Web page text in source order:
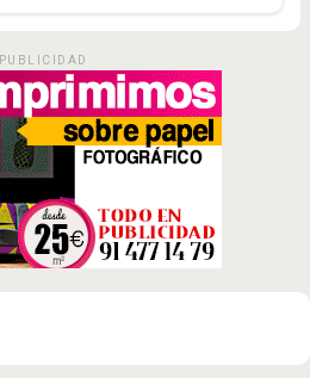
PUBLICIDAD